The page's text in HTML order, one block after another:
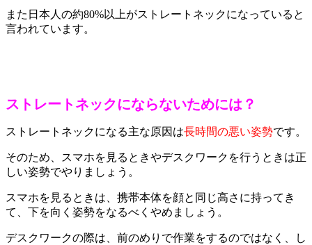
また日本人の約80%以上がストレートネックになっていると
言われています。
ストレートネックにならないためには？
ストレートネックになる主な原因は長時間の悪い姿勢です。
そのため、スマホを見るときやデスクワークを行うときは正
しい姿勢でやりましょう。
スマホを見るときは、携帯本体を顔と同じ高さに持ってき
て、下を向く姿勢をなるべくやめましょう。
デスクワークの際は、前のめりで作業をするのではなく、し